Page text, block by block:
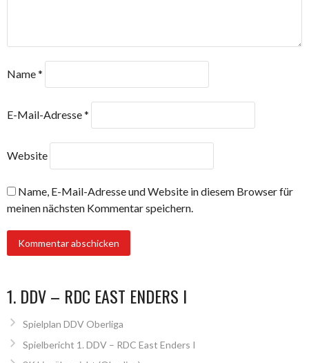
Name*
E-Mail-Adresse*
Website
Name, E-Mail-Adresse und Website in diesem Browser für
meinen nächsten Kommentar speichern.
1. DDV – RDC EAST ENDERS I
Spielplan DDV Oberliga
Spielbericht 1. DDV – RDC East Enders I